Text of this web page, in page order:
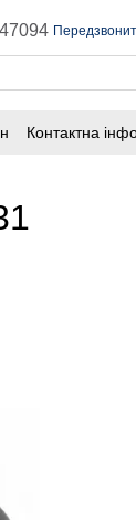
Контактна